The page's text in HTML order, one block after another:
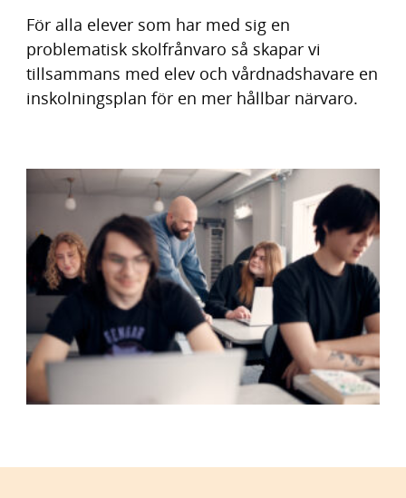
För alla elever som har med sig en
problematisk skolfrånvaro så skapar vi
tillsammans med elev och vårdnadshavare en
inskolningsplan för en mer hållbar närvaro.